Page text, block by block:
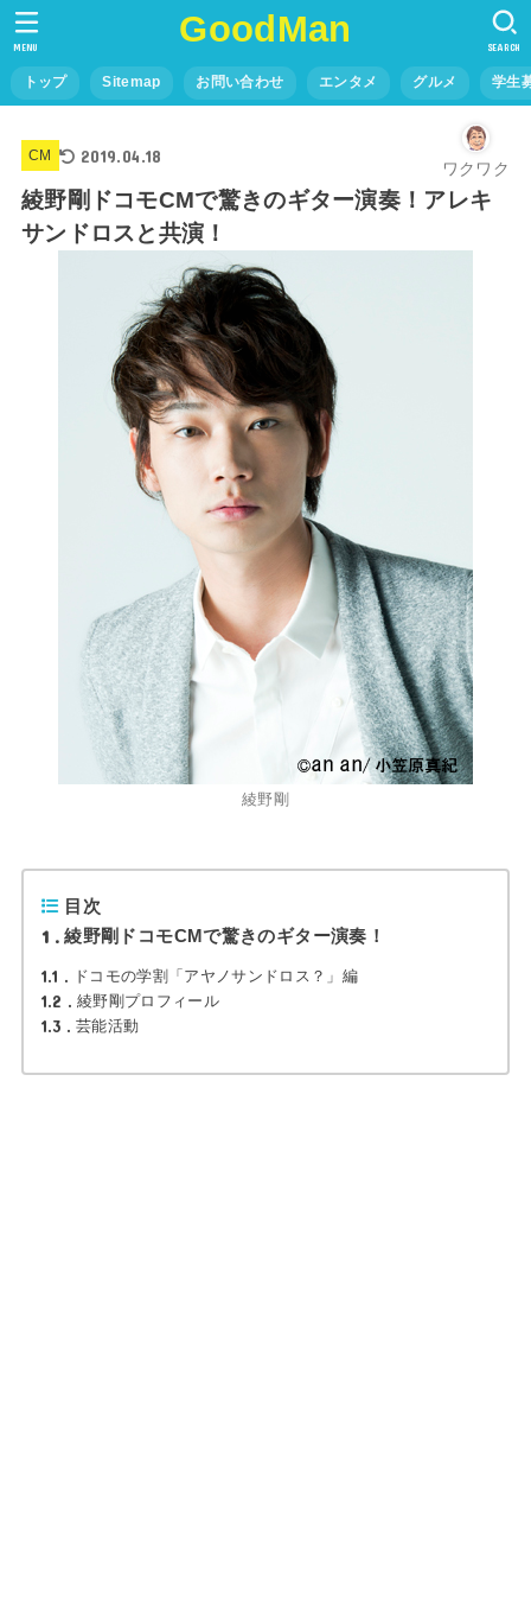
GoodMan
トップ Sitemap お問い合わせ エンタメ グルメ 学生
SEARCH
MENU
CM 2019.04.18
ワクワク
綾野剛ドコモCMで驚きのギター演奏！アレキ
サンドロスと共演！
綾野剛
目次
1
綾野剛ドコモCMで驚きのギター演奏！
1.1 ドコモの学割「アヤノサンドロス？」編
1.2 綾野剛プロフィール
1.3 芸能活動